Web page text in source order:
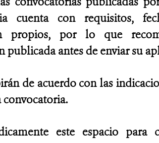
cuenta con requisitos,
propios, por lo que
antes de enviar su
de acuerdo con las
convocatoria.
este espacio para